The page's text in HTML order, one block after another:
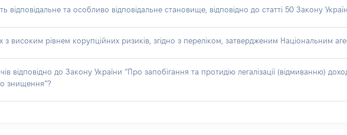
та особливо відповідальне становище, відповідно до статті 50 Закону
рівнем корупційних ризиків, згідно з переліком, затвердженим Національним
відповідно до Закону України “Про запобігання та протидію легалізації (відмиванню)
знищення”?